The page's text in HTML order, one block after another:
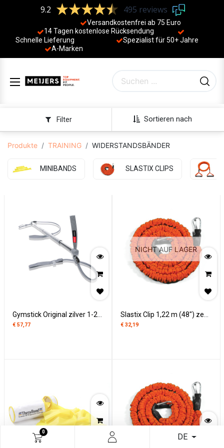
0
DE
9.2 495 reviews
Versandkostenfrei ab 75 Euro
14 Tagen kostenlose Rücksendung
Schnelle Lieferung
Spezialist für 50+ Jahre
A-Marken
Sortieren nach
Filter
Produkte TRAINING WIDERSTANDSBÄNDER
MINIBANDS SLASTIX CLIPS
€ 57,77
NICHT AUF LAGER
€ 32,19